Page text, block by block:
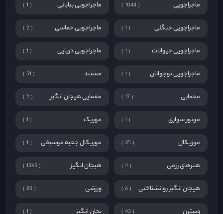
ماجراجویی 1044 ماجراجویی بیابانی 1
ماجراجویی جنگلی 1 ماجراجویی حماسی 2
ماجراجویی حیوانات 1 ماجراجویی دریایی 1
ماجراجویی نوجوانان 1 مستند 51
معمایی 17 معمایی هیجان انگیز 2
موتور سواری 1 موزیک 1
موزیکال 35 موزیکال جعبه موسیقی 1
هنرهای رزمی 4 هیجان انگیز 1365
هیجان انگیز روانشناختی 6 ورزشی 85
وسترن 43 یجان انگیز 1